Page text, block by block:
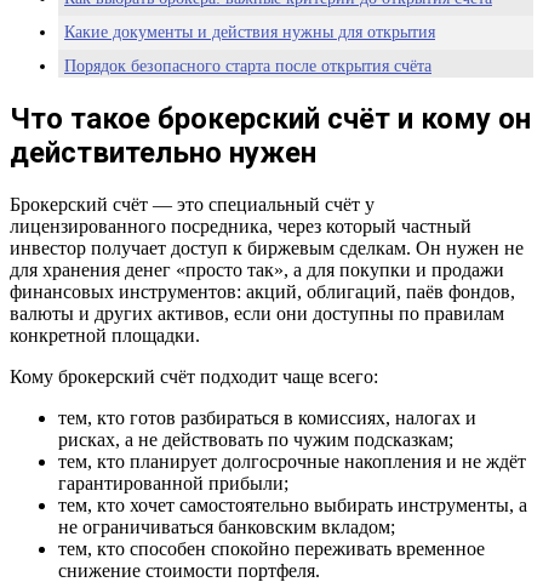
Какие документы и действия нужны для открытия
Порядок безопасного старта после открытия счёта
Итог
Что такое брокерский счёт и кому он
действительно нужен
Брокерский счёт — это специальный счёт у
лицензированного посредника, через который частный
инвестор получает доступ к биржевым сделкам. Он нужен не
для хранения денег «просто так», а для покупки и продажи
финансовых инструментов: акций, облигаций, паёв фондов,
валюты и других активов, если они доступны по правилам
конкретной площадки.
Кому брокерский счёт подходит чаще всего:
тем, кто готов разбираться в комиссиях, налогах и
рисках, а не действовать по чужим подсказкам;
тем, кто планирует долгосрочные накопления и не ждёт
гарантированной прибыли;
тем, кто хочет самостоятельно выбирать инструменты, а
не ограничиваться банковским вкладом;
тем, кто способен спокойно переживать временное
снижение стоимости портфеля.